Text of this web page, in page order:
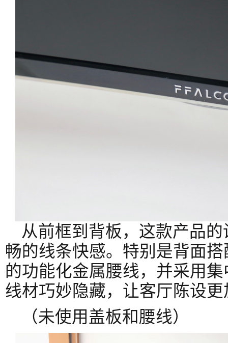
从前框到背板，这款产品
畅的线条快感。特别是背面
的功能化金属腰线，并采用
线材巧妙隐藏，让客厅陈设
（未使用盖板和腰线）